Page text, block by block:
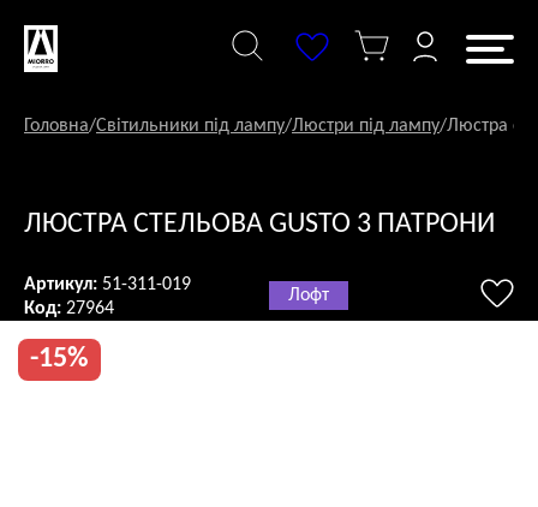
змісту
Головна/Світильники під лампу/Люстри під лампу/Люстра
ЛЮСТРА СТЕЛЬОВА GUSTO 3 ПАТРОНИ
Артикул: 51-311-019
Код: 27964
Лофт
-15%